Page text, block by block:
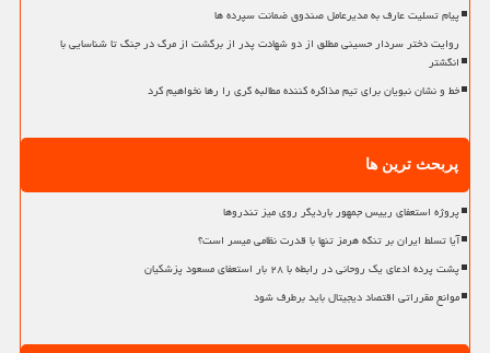
پیام تسلیت عارف به مدیرعامل صندوق ضمانت سپرده ها
روایت دختر سردار حسینی مطلق از دو شهادت پدر از برگشت از مرگ در جنگ تا شناسایی با
انگشتر
خط و نشان نبویان برای تیم مذاکره کننده مطالبه گری را رها نخواهیم کرد
پربحث ترین ها
پروژه استعفای رییس جمهور باردیگر روی میز تندروها
آیا تسلط ایران بر تنگه هرمز تنها با قدرت نظامی میسر است؟
پشت پرده ادعای یک روحانی در رابطه با ۲۸ بار استعفای مسعود پزشکیان
موانع مقرراتی اقتصاد دیجیتال باید برطرف شود